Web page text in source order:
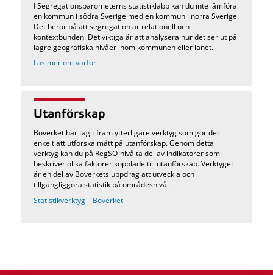
I Segregationsbarometerns statistiklabb kan du inte jämföra
en kommun i södra Sverige med en kommun i norra Sverige.
Det beror på att segregation är relationell och
kontextbunden. Det viktiga är att analysera hur det ser ut på
lägre geografiska nivåer inom kommunen eller länet.
Läs mer om varför.
Utanförskap
Boverket har tagit fram ytterligare verktyg som gör det
enkelt att utforska mått på utanförskap. Genom detta
verktyg kan du på RegSO-nivå ta del av indikatorer som
beskriver olika faktorer kopplade till utanförskap. Verktyget
är en del av Boverkets uppdrag att utveckla och
tillgängliggöra statistik på områdesnivå.
Statistikverktyg – Boverket